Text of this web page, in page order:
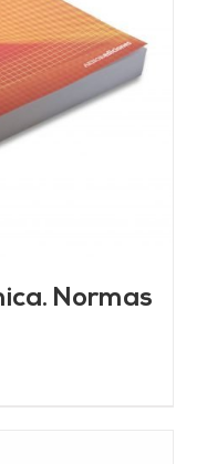
Normas